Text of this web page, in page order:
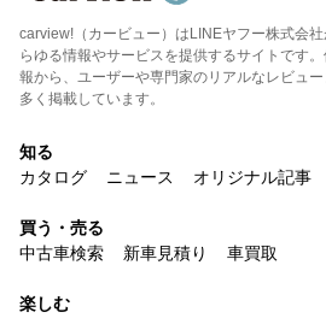
carview!（カービュー）はLINEヤフー株式会
らゆる情報やサービスを提供するサイトです
報から、ユーザーや専門家のリアルなレビュ
多く掲載しています。
知る
カタログ
ニュース オリジナル記事
買う・売る
中古車検索
新車見積り 車買取
楽しむ